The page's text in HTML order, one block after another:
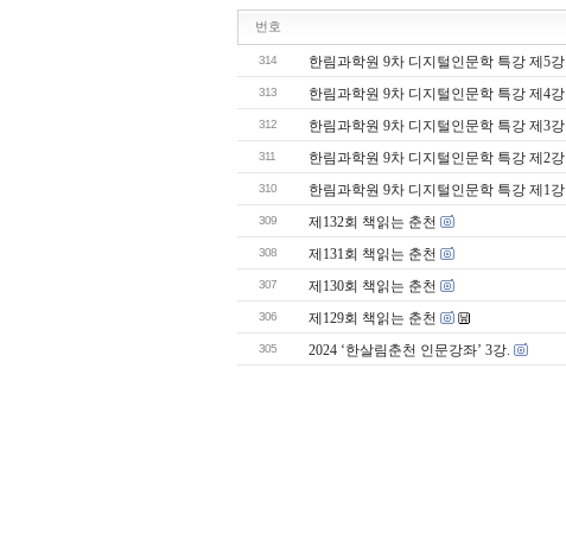
번호
314 한림과학원 9차 디지털인문학 특강 제5강
313 한림과학원 9차 디지털인문학 특강 제4강
312 한림과학원 9차 디지털인문학 특강 제3강
311 한림과학원 9차 디지털인문학 특강 제2강
310 한림과학원 9차 디지털인문학 특강 제1강
309 제132회 책읽는 춘천
308 제131회 책읽는 춘천
307 제130회 책읽는 춘천
306 제129회 책읽는 춘천
305 2024 ‘한살림춘천 인문강좌’ 3강.